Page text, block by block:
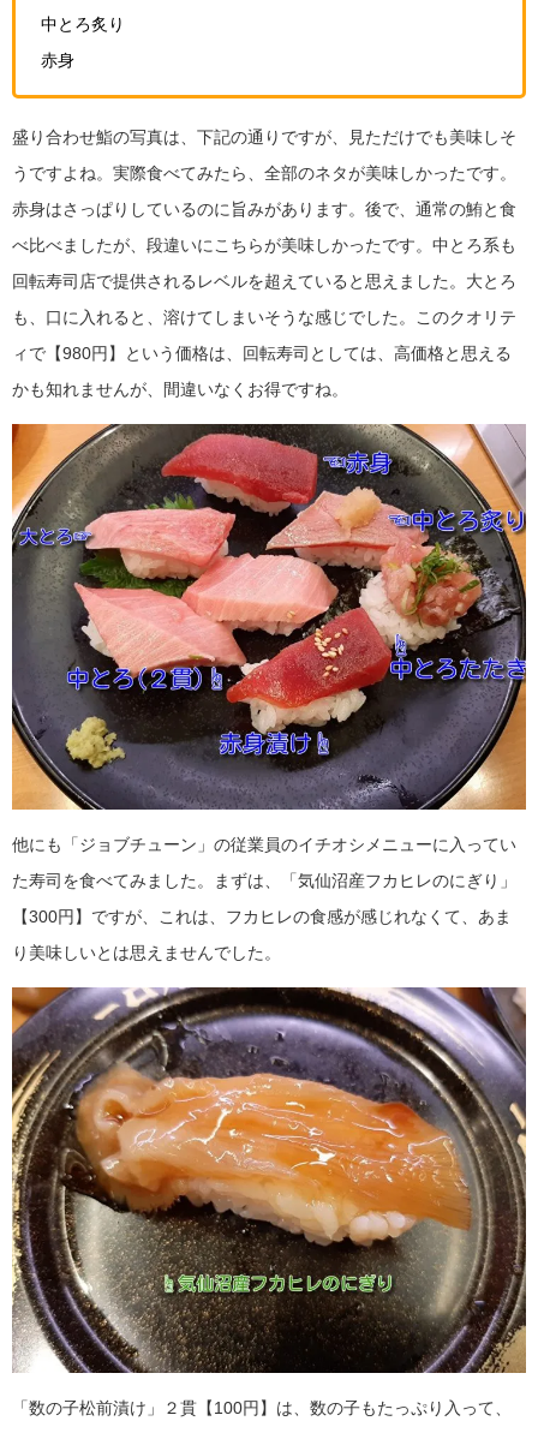
中とろ炙り
赤身
盛り合わせ鮨の写真は、下記の通りですが、見ただけでも美味しそ
うですよね。実際食べてみたら、全部のネタが美味しかったです。
赤身はさっぱりしているのに旨みがあります。後で、通常の鮪と食
べ比べましたが、段違いにこちらが美味しかったです。中とろ系も
回転寿司店で提供されるレベルを超えていると思えました。大とろ
も、口に入れると、溶けてしまいそうな感じでした。このクオリテ
ィで【980円】という価格は、回転寿司としては、高価格と思える
かも知れませんが、間違いなくお得ですね。
他にも 「ジョブチューン」の従業員のイチオシメニューに入ってい
た寿司を食べてみました。まずは、「気仙沼産フカヒレのにぎり」
【300円】ですが、これは、フカヒレの食感が感じれなくて、あま
り美味しいとは思えませんでした。
「数の子松前漬け」２貫【100円】は、数の子もたっぷり入って、